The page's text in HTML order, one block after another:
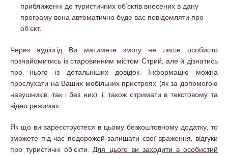
приближенні до туристичних об’єктів внесених в дану
програму вона автоматично буде вас повідомляти про
об’єкт.
Через аудіогід Ви матимете змогу не лише особисто
познайомитись із старовинним містом Стрий, але й дізнатись
про нього із детальніших довідок. Інформацію можна
прослухати на Ваших мобільних пристроях (як за допомогою
навушників, так і без них), і, також отримати в текстовому та
відео режимах.
Як що ви зареєструєтеся в цьому безкоштовному додатку, то
зможете під час подорожей залишати свої враження, відгуки
про туристичні об’єкти. Для цього ви заходити в особистий